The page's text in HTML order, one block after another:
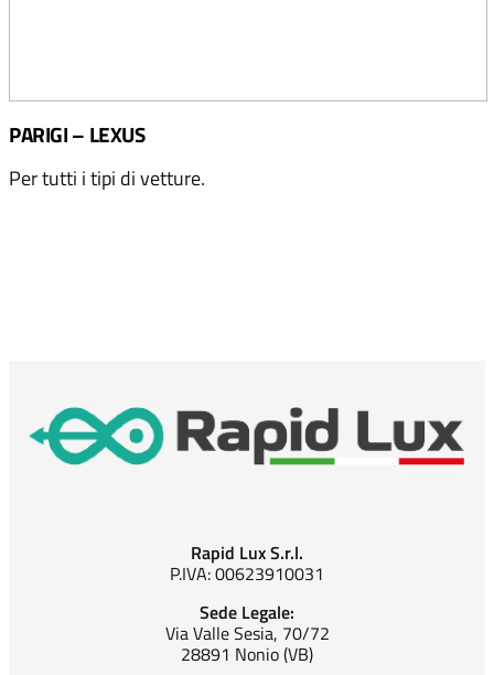
PARIGI – LEXUS
Per tutti i tipi di vetture.
Rapid Lux S.r.l.
P.IVA: 00623910031
Sede Legale:
Via Valle Sesia, 70/72
28891 Nonio (VB)